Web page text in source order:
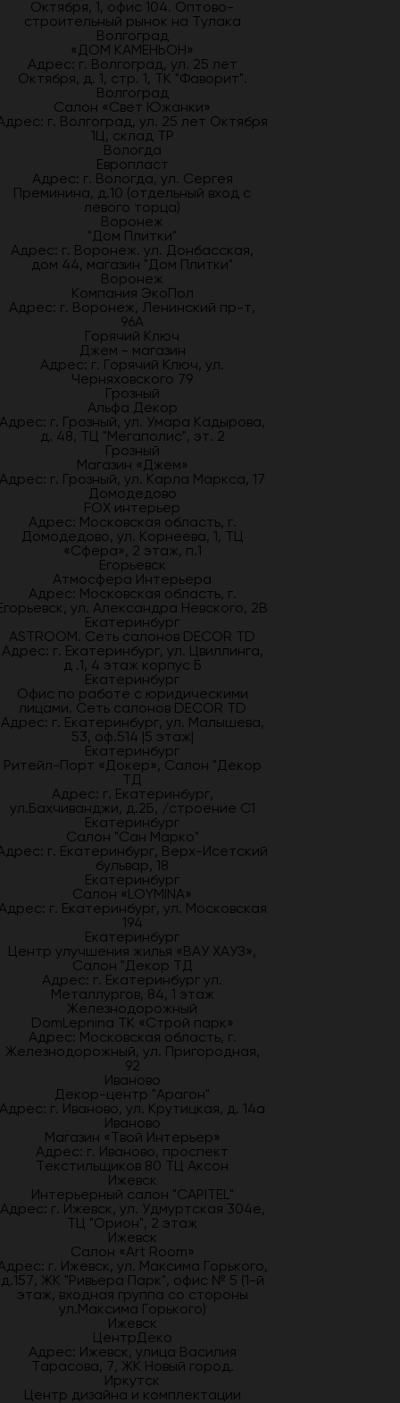
Октября, 1, офис 104. Оптово-
строительный рынок на Тулака
Волгоград
«ДОМ КАМЕНЬОН»
Адрес: г. Волгоград, ул. 25 лет
Октября, д. 1, стр. 1, ТК "Фаворит".
Волгоград
Салон «Свет Южанки»
г. Волгоград, ул. 25 лет Октября
1Ц, склад ТР
Вологда
Европласт
Адрес: г. Вологда, ул. Сергея
Преминина, д.10 (отдельный вход с
левого торца)
Воронеж
"Дом Плитки"
Адрес: г. Воронеж. ул. Донбасская,
дом 44, магазин "Дом Плитки"
Воронеж
Компания ЭкоПол
Адрес: г. Воронеж, Ленинский пр-т,
96А
Горячий Ключ
Джем - магазин
Адрес: г. Горячий Ключ, ул.
Черняховского 79
Грозный
Альфа Декор
Адрес: г. Грозный, ул. Умара Кадырова,
д. 48, ТЦ "Мегаполис", эт. 2
Грозный
Магазин «Джем»
Адрес: г. Грозный, ул. Карла Маркса, 17
Домодедово
FOX интерьер
Адрес: Московская область, г.
Домодедово, ул. Корнеева, 1, ТЦ
«Сфера», 2 этаж, п.1
Егорьевск
Атмосфера Интерьера
Адрес: Московская область, г.
ул. Александра Невского, 2В
Екатеринбург
ASTROOM. Сеть салонов DECOR TD
Адрес: г. Екатеринбург, ул. Цвиллинга,
д .1, 4 этаж корпус Б
Екатеринбург
Офис по работе с юридическими
лицами. Сеть салонов DECOR TD
Адрес: г. Екатеринбург, ул. Малышева,
53, оф.514 |5 этаж|
Екатеринбург
Ритейл-Порт «Докер», Салон "Декор
ТД
Адрес: г. Екатеринбург,
ул.Бахчиванджи, д.2Б, /строение С1
Екатеринбург
Салон "Сан Марко"
г. Екатеринбург, Верх-Исетский
бульвар, 18
Екатеринбург
Салон «LOYMINA»
г. Екатеринбург, ул. Московская
194
Екатеринбург
Центр улучшения жилья «ВАУ ХАУЗ»,
Салон "Декор ТД
Адрес: г. Екатеринбург ул.
Металлургов, 84, 1 этаж
Железнодорожный
DomLepnina ТК «Строй парк»
Адрес: Московская область, г.
Железнодорожный, ул. Пригородная,
92
Иваново
Декор-центр "Арагон"
Адрес: г. Иваново, ул. Крутицкая, д. 14а
Иваново
Магазин «Твой Интерьер»
Адрес: г. Иваново, проспект
Текстильщиков 80 ТЦ Аксон
Ижевск
Интерьерный салон "CAPITEL"
Адрес: г. Ижевск, ул. Удмуртская 304е,
ТЦ "Орион", 2 этаж
Ижевск
Салон «Art Room»
г. Ижевск, ул. Максима Горького,
д.157, ЖК "Ривьера Парк", офис № 5 (1-й
этаж, входная группа со стороны
ул.Максима Горького)
Ижевск
ЦентрДеко
Адрес: Ижевск, улица Василия
Тарасова, 7, ЖК Новый город.
Иркутск
Центр дизайна и комплектации